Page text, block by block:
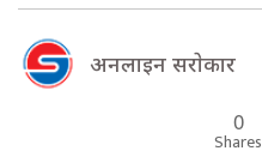
अनलाइन सराेकार
0
Shares